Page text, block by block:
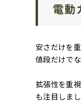
電動
安さだけを
値段だけで
拡張性を重
も注目しまし